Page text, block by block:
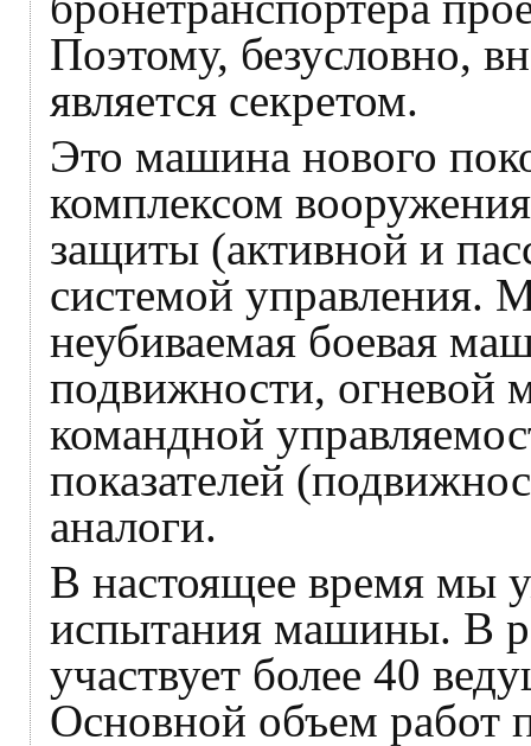
Поэтому, безусловно,
является секретом.
Это машина нового
комплексом
защиты (активной и
системой управления.
неубиваемая боевая
подвижности,
командной
показателей
аналоги.
В настоящее время мы
испытания машины. В
участвует более 40
Основной объем